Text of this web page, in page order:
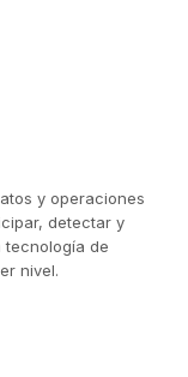
y operaciones
detectar y
de
nivel.